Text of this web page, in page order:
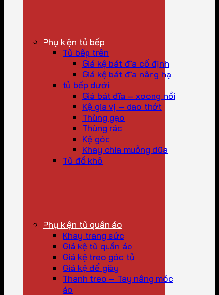
Phụ kiện tủ bếp
Tủ bếp trên
Giá kệ bát đĩa cố định
Giá kệ bát đĩa nâng hạ
tủ bếp dưới
Giá bát đĩa – xoong nồi
Kệ gia vị – dao thớt
Thùng gạo
Thùng rác
Kệ góc
Khay chia muỗng đũa
Tủ đồ khô
Phụ kiện tủ quần áo
Khay trang sức
Giá kệ tủ quần áo
Giá kệ treo góc tủ
Giá kệ để giày
Thanh treo – Tay nâng móc
áo